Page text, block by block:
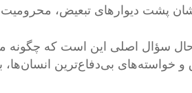
پشت دیوارهای تبعیض،
سؤال اصلی این است که چگونه
خواسته‌های بی‌دفاع‌ترین انسان‌ها،